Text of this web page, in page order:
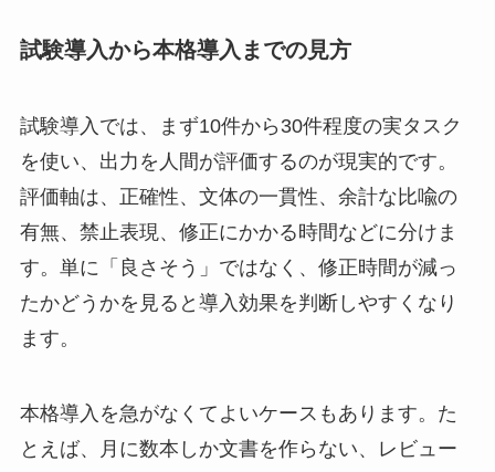
試験導入から本格導入までの見方
試験導入では、まず10件から30件程度の実タスク
を使い、出力を人間が評価するのが現実的です。
評価軸は、正確性、文体の一貫性、余計な比喩の
有無、禁止表現、修正にかかる時間などに分けま
す。単に「良さそう」ではなく、修正時間が減っ
たかどうかを見ると導入効果を判断しやすくなり
ます。
本格導入を急がなくてよいケースもあります。た
とえば、月に数本しか文書を作らない、レビュー